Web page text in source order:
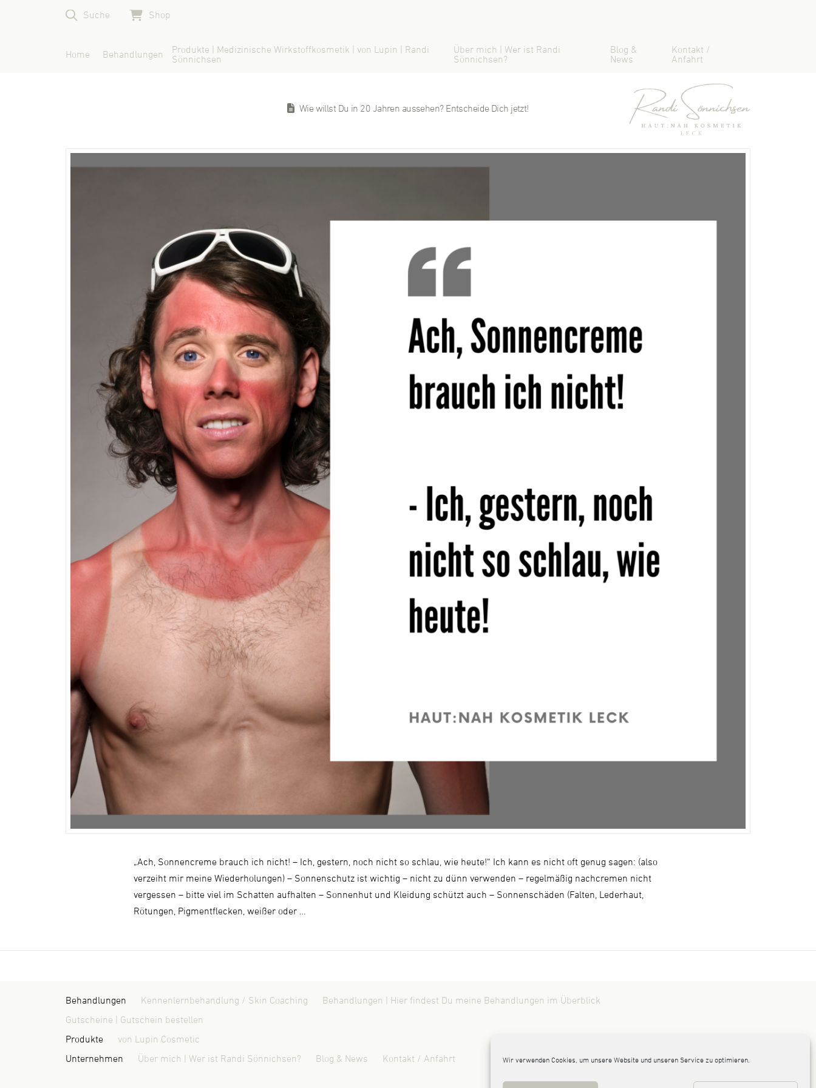
Wir verwenden Cookies, um unsere Website und unseren Service zu optimieren.
Suche Shop
Home Behandlungen
Produkte | Medizinische Wirkstoffkosmetik | von Lupin | Randi
Sönnichsen
Über mich | Wer ist Randi
Sönnichsen?
Blog &
News
Kontakt /
Anfahrt
Wie willst Du in 20 Jahren aussehen? Entscheide Dich jetzt!
„Ach, Sonnencreme brauch ich nicht! – Ich, gestern, noch nicht so schlau, wie heute!“ Ich kann es nicht oft genug sagen: (also
verzeiht mir meine Wiederholungen) – Sonnenschutz ist wichtig – nicht zu dünn verwenden – regelmäßig nachcremen nicht
vergessen – bitte viel im Schatten aufhalten – Sonnenhut und Kleidung schützt auch – Sonnenschäden (Falten, Lederhaut,
Rötungen, Pigmentflecken, weißer oder …
Behandlungen Kennenlernbehandlung / Skin Coaching
Behandlungen | Hier findest Du meine Behandlungen im Überblick
Gutscheine | Gutschein bestellen
Produkte
von Lupin Cosmetic
Unternehmen
Über mich | Wer ist Randi Sönnichsen? Blog & News Kontakt / Anfahrt